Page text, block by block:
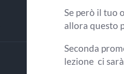
Se però il tuo
allora questo
Seconda
lezione ci